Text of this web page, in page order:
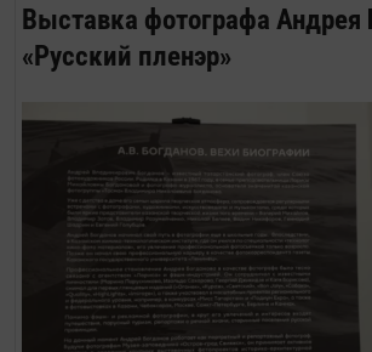
Выставка фотографа
«Русский пленэр»